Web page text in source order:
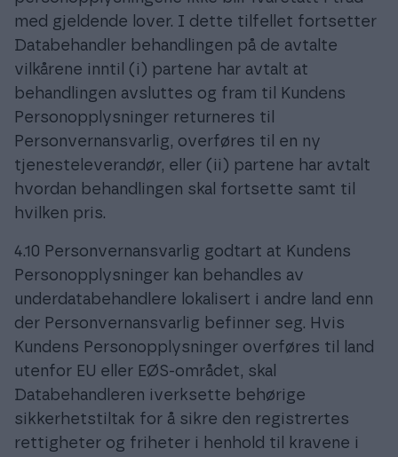
med gjeldende lover. I dette tilfellet fortsetter
Databehandler behandlingen på de avtalte
vilkårene inntil (i) partene har avtalt at
behandlingen avsluttes og fram til Kundens
Personopplysninger returneres til
Personvernansvarlig, overføres til en ny
tjenesteleverandør, eller (ii) partene har avtalt
hvordan behandlingen skal fortsette samt til
hvilken pris.
4.10 Personvernansvarlig godtart at Kundens
Personopplysninger kan behandles av
underdatabehandlere lokalisert i andre land enn
der Personvernansvarlig befinner seg. Hvis
Kundens Personopplysninger overføres til land
utenfor EU eller EØS-området, skal
Databehandleren iverksette behørige
sikkerhetstiltak for å sikre den registrertes
rettigheter og friheter i henhold til kravene i